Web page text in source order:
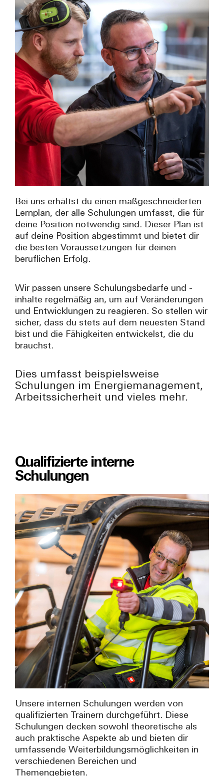
Bei uns erhältst du einen maßgeschneiderten
Lernplan, der alle Schulungen umfasst, die für
deine Position notwendig sind. Dieser Plan ist
auf deine Position abgestimmt und bietet dir
die besten Voraussetzungen für deinen
beruflichen Erfolg.
Wir passen unsere Schulungsbedarfe und -
inhalte regelmäßig an, um auf Veränderungen
und Entwicklungen zu reagieren. So stellen wir
sicher, dass du stets auf dem neuesten Stand
bist und die Fähigkeiten entwickelst, die du
brauchst.
Dies umfasst beispielsweise
Schulungen im Energiemanagement,
Arbeitssicherheit und vieles mehr.
Qualifizierte interne
Schulungen
Unsere internen Schulungen werden von
qualifizierten Trainern durchgeführt. Diese
Schulungen decken sowohl theoretische als
auch praktische Aspekte ab und bieten dir
umfassende Weiterbildungsmöglichkeiten in
verschiedenen Bereichen und
Themengebieten.